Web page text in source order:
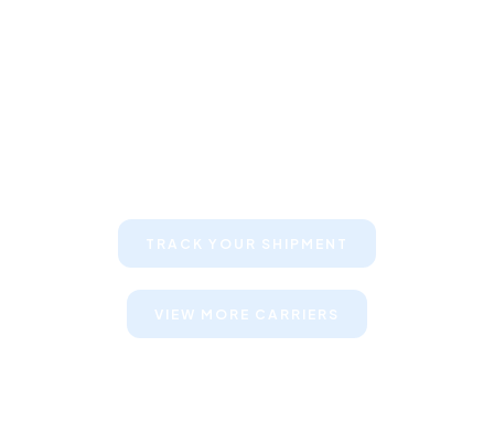
TRACK YOUR SHIPMENT
VIEW MORE CARRIERS